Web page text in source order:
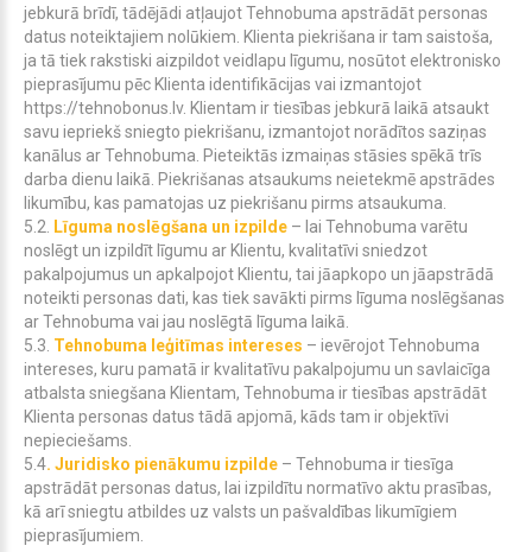
jebkurā brīdī, tādējādi atļaujotTehnobuma apstrādāt personas
datus noteiktajiem nolūkiem. Klienta piekrišana ir tam saistoša,
ja tā tiek rakstiski aizpildot veidlapu līgumu, nosūtot elektronisko
pieprasījumu pēc Klienta identifikācijas vai izmantojot
https://tehnobonus.lv. Klientam ir tiesības jebkurā laikā atsaukt
savu iepriekš sniegto piekrišanu, izmantojot norādītos saziņas
kanālus arTehnobuma . Pieteiktās izmaiņas stāsies spēkā trīs
darba dienu laikā. Piekrišanas atsaukums neietekmē apstrādes
likumību, kas pamatojas uz piekrišanu pirms atsaukuma.
5.2.
Līguma noslēgšana un izpilde – lai Tehnobuma varētu
noslēgt un izpildīt līgumu ar Klientu, kvalitatīvi sniedzot
pakalpojumus un apkalpojot Klientu, tai jāapkopo un jāapstrādā
noteikti personas dati, kas tiek savākti pirms līguma noslēgšanas
arTehnobuma vai jau noslēgtā līguma laikā.
5.3. Tehnobuma leģitīmas intereses – ievērojotTehnobuma
intereses, kuru pamatā ir kvalitatīvu pakalpojumu un savlaicīga
atbalsta sniegšana Klientam, Tehnobuma ir tiesības apstrādāt
Klienta personas datus tādā apjomā, kāds tam ir objektīvi
nepieciešams.
5.4. Juridisko pienākumu izpilde – Tehnobuma ir tiesīga
apstrādāt personas datus, lai izpildītu normatīvo aktu prasības,
kā arī sniegtu atbildes uz valsts un pašvaldības likumīgiem
pieprasījumiem.